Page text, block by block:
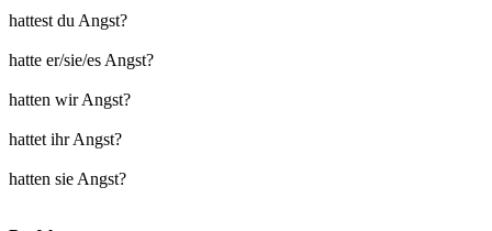
hattest du Angst?
hatte er/sie/es Angst?
hatten wir Angst?
hattet ihr Angst?
hatten sie Angst?